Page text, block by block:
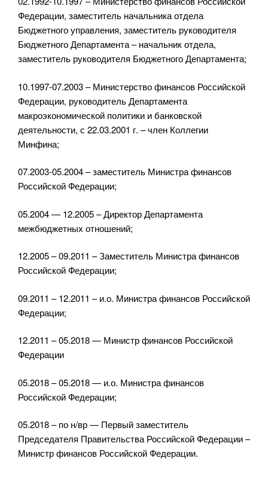
Федерации, заместитель начальника отдела
Бюджетного управления, заместитель руководителя
Бюджетного Департамента – начальник отдела,
заместитель руководителя Бюджетного Департамента;
10.1997-07.2003 – Министерство финансов Российской
Федерации, руководитель Департамента
макроэкономической политики и банковской
деятельности, с 22.03.2001 г. – член Коллегии
Минфина;
07.2003-05.2004 – заместитель Министра финансов
Российской Федерации;
05.2004 — 12.2005 – Директор Департамента
межбюджетных отношений;
12.2005 – 09.2011 – Заместитель Министра финансов
Российской Федерации;
09.2011 – 12.2011 – и.о. Министра финансов Российской
Федерации;
12.2011 – 05.2018 — Министр финансов Российской
Федерации
05.2018 – 05.2018 — и.о. Министра финансов
Российской Федерации;
05.2018 – по н/вр — Первый заместитель
Председателя Правительства Российской Федерации –
Министр финансов Российской Федерации.